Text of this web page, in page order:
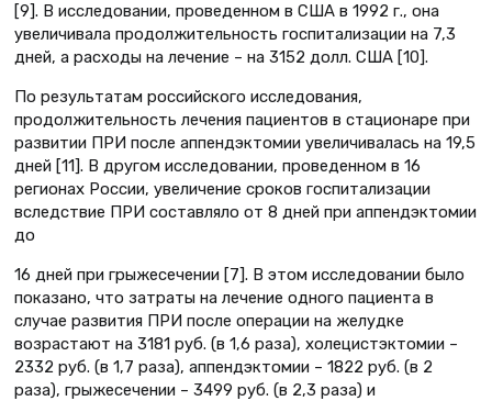
[9]. В исследовании, проведенном в США в 1992 г., она
увеличивала продолжительность госпитализации на 7,3
дней, а расходы на лечение – на 3152 долл. США [10].
По результатам российского исследования,
продолжительность лечения пациентов в стационаре при
развитии ПРИ после аппендэктомии увеличивалась на 19,5
дней [11]. В другом исследовании, проведенном в 16
регионах России, увеличение сроков госпитализации
вследствие ПРИ составляло от 8 дней при аппендэктомии
до
16 дней при грыжесечении [7]. В этом исследовании было
показано, что затраты на лечение одного пациента в
случае развития ПРИ после операции на желудке
возрастают на 3181 руб. (в 1,6 раза), холецистэктомии –
2332 руб. (в 1,7 раза), аппендэктомии – 1822 руб. (в 2
раза), грыжесечении – 3499 руб. (в 2,3 раза) и